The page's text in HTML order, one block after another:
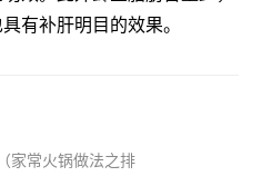
有补肝明目的效果。
家常火锅做法之排